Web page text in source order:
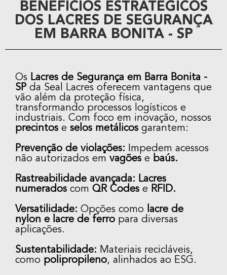
BENEFÍCIOS ESTRATÉGICOS
DOS LACRES DE SEGURANÇA
EM BARRA BONITA - SP
Os Lacres de Segurança em Barra Bonita -
SP da Seal Lacres oferecem vantagens que
vão além da proteção física,
transformando processos logísticos e
industriais. Com foco em inovação, nossos
precintos e selos metálicos garantem:
Prevenção de violações: Impedem acessos
não autorizados em vagões e baús.
Rastreabilidade avançada: Lacres
numerados com QR Codes e RFID.
Versatilidade: Opções como lacre de
nylon e lacre de ferro para diversas
aplicações.
Sustentabilidade: Materiais recicláveis,
como polipropileno, alinhados ao ESG.